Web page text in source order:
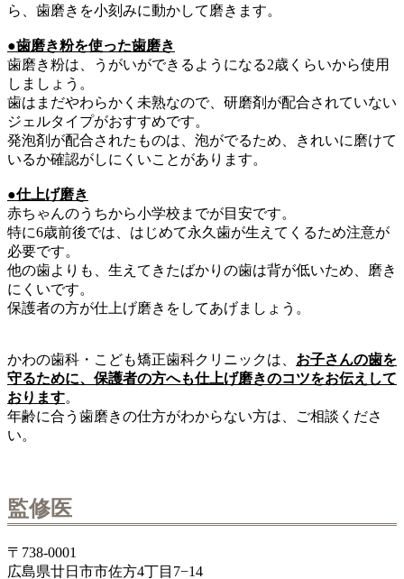
ら、歯磨きを小刻みに動かして磨きます。
●歯磨き粉を使った歯磨き
歯磨き粉は、うがいができるようになる2歳くらいから使用
しましょう。
歯はまだやわらかく未熟なので、研磨剤が配合されていない
ジェルタイプがおすすめです。
発泡剤が配合されたものは、泡がでるため、きれいに磨けて
いるか確認がしにくいことがあります。
●仕上げ磨き
赤ちゃんのうちから小学校までが目安です。
特に6歳前後では、はじめて永久歯が生えてくるため注意が
必要です。
他の歯よりも、生えてきたばかりの歯は背が低いため、磨き
にくいです。
保護者の方が仕上げ磨きをしてあげましょう。
かわの歯科・こども矯正歯科クリニックは、 お子さんの歯を
守るために、保護者の方へも仕上げ磨きのコツをお伝えして
おります。
年齢に合う歯磨きの仕方がわからない方は、ご相談くださ
い。
監修医
〒738-0001
広島県廿日市市佐方4丁目7−14